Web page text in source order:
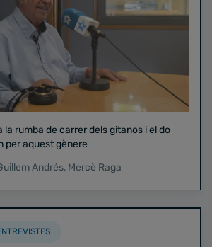
la rumba de carrer dels gitanos i el do
per aquest gènere
Andrés, Mercè Raga